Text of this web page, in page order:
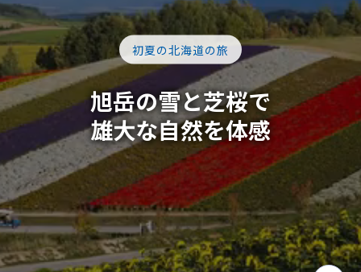
おすすめの旅
旅のアイデア
行き先
旅のお役立ち情報
ANA サービス
初夏の北海道の旅
旭岳の雪と芝桜で
雄大な自然を体感